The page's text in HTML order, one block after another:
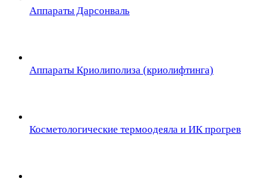
Аппараты Дарсонваль
Аппараты Криолиполиза (криолифтинга)
Косметологические термоодеяла и ИК прогрев